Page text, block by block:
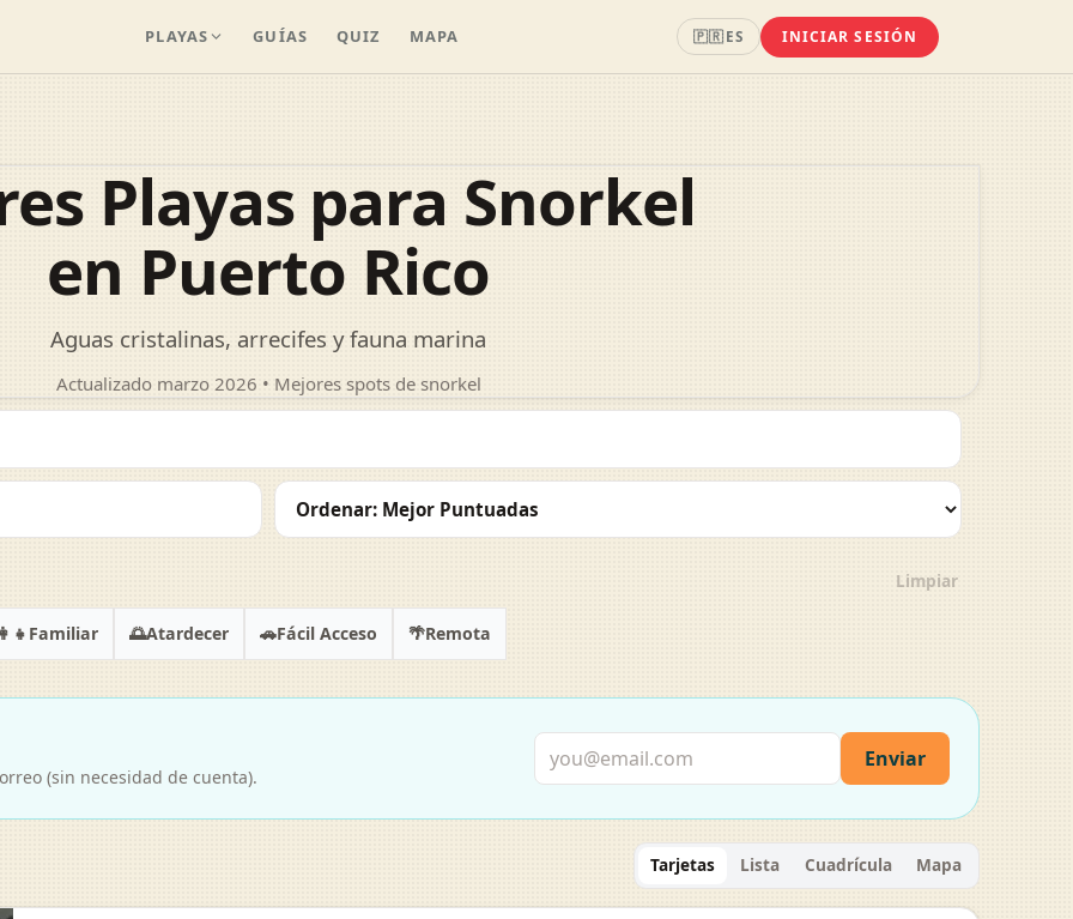
PLAYAS GUÍAS QUIZ MAPA 🇵🇷 ES INICIAR SESIÓN
Playas para Snorkel
en Puerto Rico
Aguas cristalinas, arrecifes y fauna marina
Actualizado marzo 2026 • Mejores spots de snorkel
Limpiar
Familiar 🌅Atardecer 🚗Fácil Acceso 🌴Remota
(sin necesidad de cuenta).
Enviar
Tarjetas Lista Cuadrícula Mapa